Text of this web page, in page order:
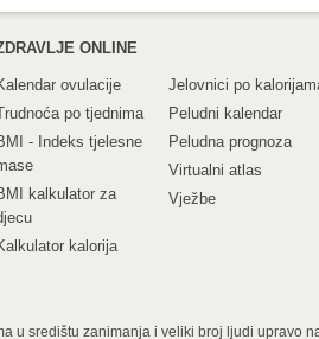
ONLINE
ovulacije
po tjednima
- Indeks tjelesne
kalkulator za
kalorija
Jelovnici po
Peludni kalendar
Peludna prognoza
Virtualni atlas
Vježbe
u središtu zanimanja i veliki broj ljudi upravo